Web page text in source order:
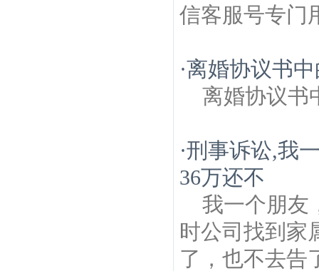
信客服号专门
·离婚协议书
离婚协议书
·刑事诉讼,我
36万还不
我一个朋友
时公司找到家
了，也不去告